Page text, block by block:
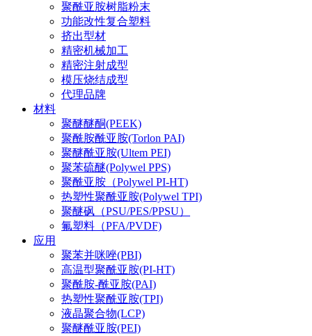
聚酰亚胺树脂粉末
功能改性复合塑料
挤出型材
精密机械加工
精密注射成型
模压烧结成型
代理品牌
材料
聚醚醚酮(PEEK)
聚酰胺酰亚胺(Torlon PAI)
聚醚酰亚胺(Ultem PEI)
聚苯硫醚(Polywel PPS)
聚酰亚胺（Polywel PI-HT)
热塑性聚酰亚胺(Polywel TPI)
聚醚砜（PSU/PES/PPSU）
氟塑料（PFA/PVDF)
应用
聚苯并咪唑(PBI)
高温型聚酰亚胺(PI-HT)
聚酰胺-酰亚胺(PAI)
热塑性聚酰亚胺(TPI)
液晶聚合物(LCP)
聚醚酰亚胺(PEI)